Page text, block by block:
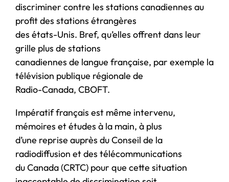
discriminer contre les stations canadiennes au
profit des stations étrangères
des états-Unis. Bref, qu’elles offrent dans leur
grille plus de stations
canadiennes de langue française, par exemple la
télévision publique régionale de
Radio-Canada, CBOFT.
Impératif français est même intervenu,
mémoires et études à la main, à plus
d’une reprise auprès du Conseil de la
radiodiffusion et des télécommunications
du Canada (CRTC) pour que cette situation